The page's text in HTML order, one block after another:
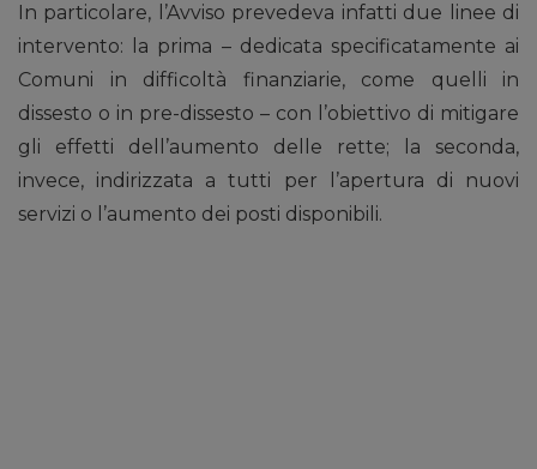
In particolare, l’Avviso prevedeva infatti due linee di
intervento: la prima – dedicata specificatamente ai
Comuni in difficoltà finanziarie, come quelli in
dissesto o in pre-dissesto – con l’obiettivo di mitigare
gli effetti dell’aumento delle rette; la seconda,
invece, indirizzata a tutti per l’apertura di nuovi
servizi o l’aumento dei posti disponibili.